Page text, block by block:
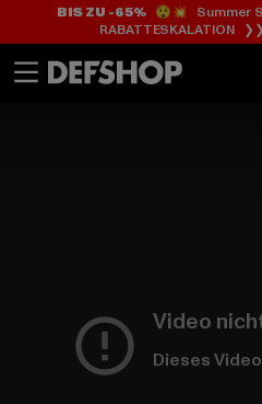
BIS ZU -65%😲💥 Summer
RABATTESKALATION
Video
Dieses